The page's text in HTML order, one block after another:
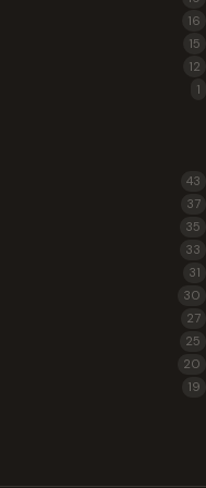
16
15
12
1
43
37
35
33
31
30
27
25
20
19